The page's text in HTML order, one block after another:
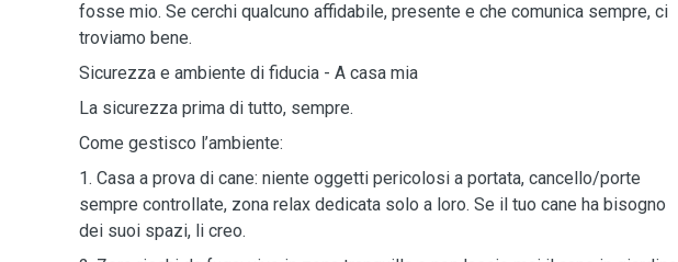
fosse mio. Se cerchi qualcuno affidabile, presente e che comunica sempre, ci
troviamo bene.
Sicurezza e ambiente di fiducia - A casa mia
La sicurezza prima di tutto, sempre.
Come gestisco l’ambiente:
1. Casa a prova di cane: niente oggetti pericolosi a portata, cancello/porte
sempre controllate, zona relax dedicata solo a loro. Se il tuo cane ha bisogno
dei suoi spazi, li creo.